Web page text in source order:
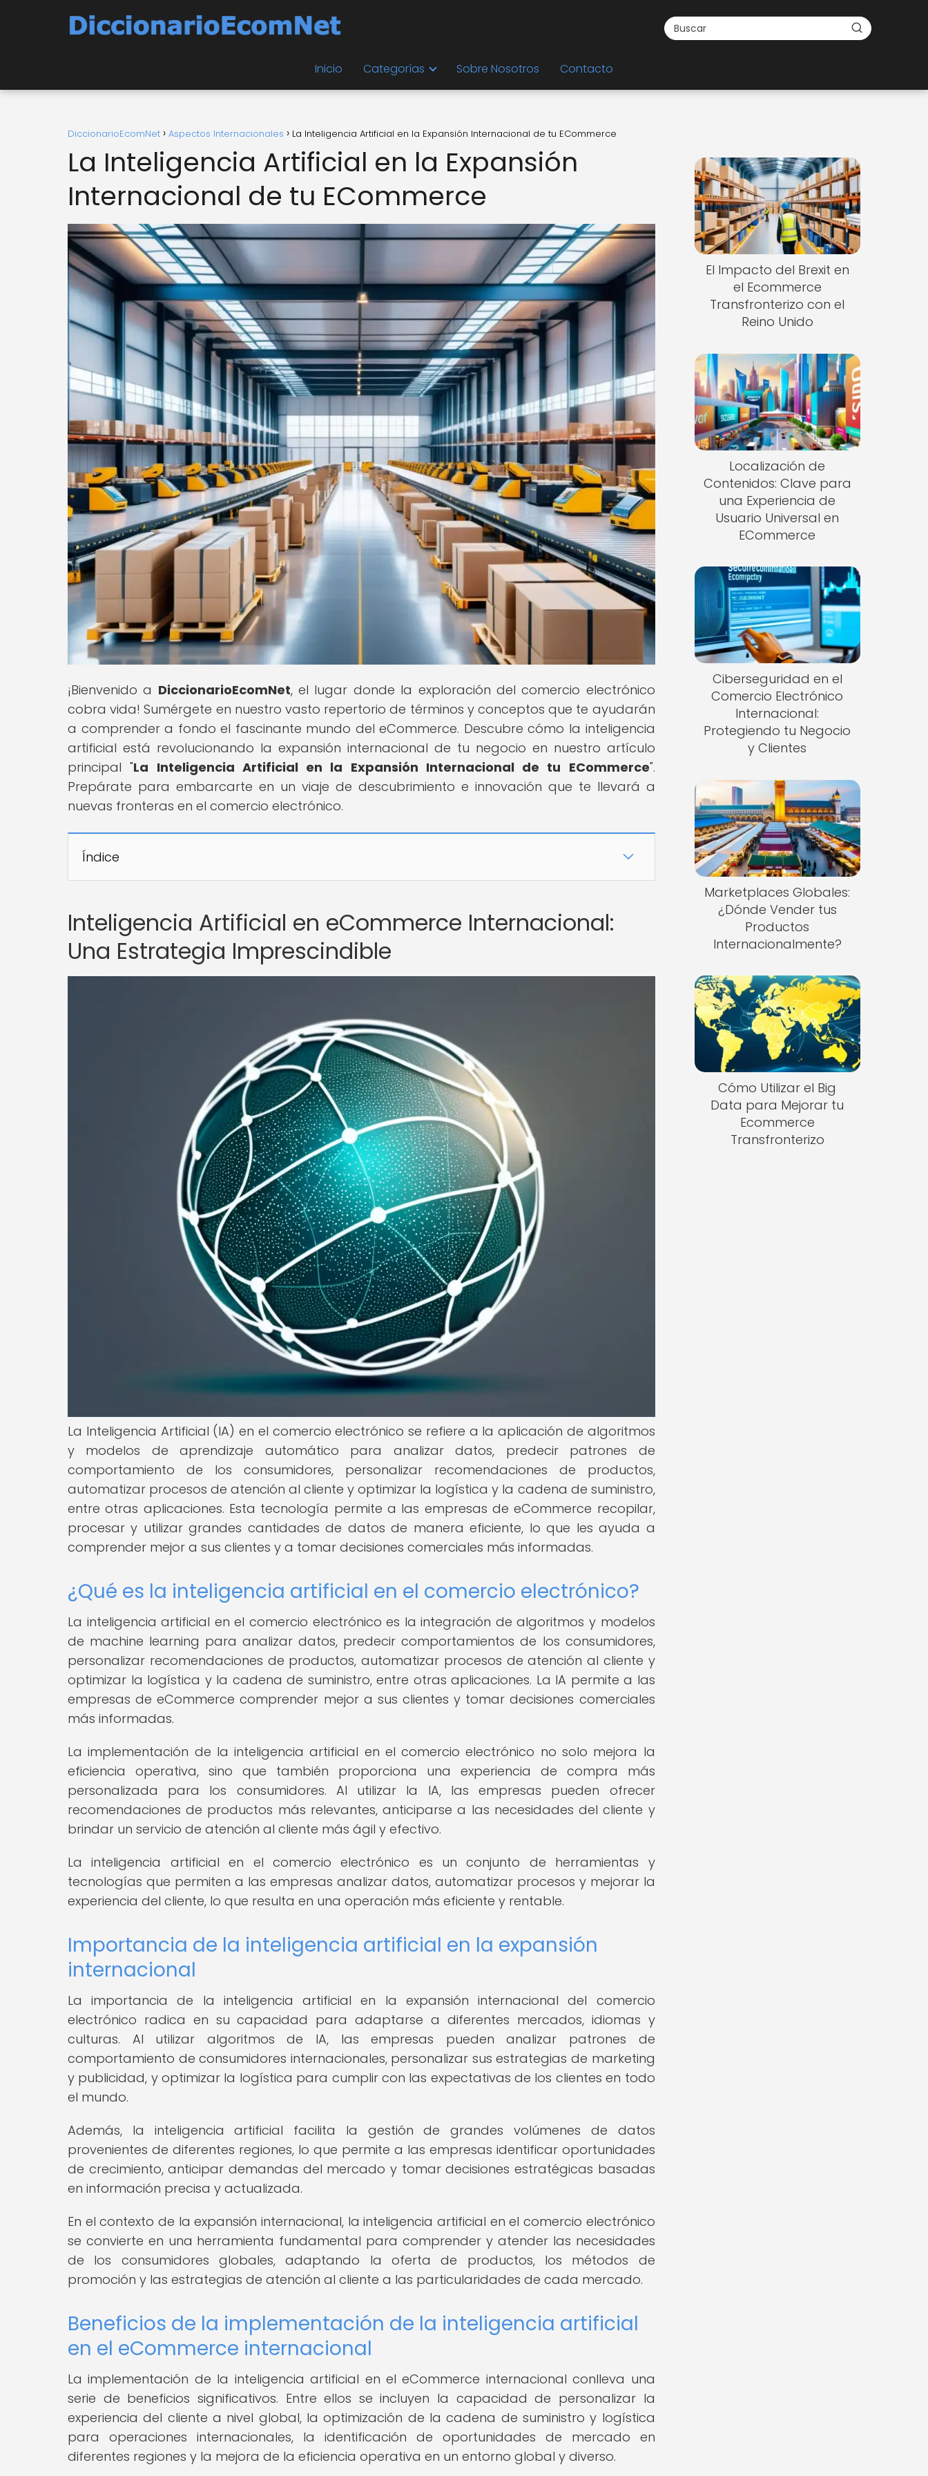
Inicio Categorías Sobre Nosotros Contacto
DiccionarioEcomNet Aspectos Internacionales La Inteligencia Artificial en la Expansión Internacional de tu ECommerce
La Inteligencia Artificial en la Expansión
Internacional de tu ECommerce
¡Bienvenido a DiccionarioEcomNet, el lugar donde la exploración del comercio electrónico
cobra vida! Sumérgete en nuestro vasto repertorio de términos y conceptos que te ayudarán
a comprender a fondo el fascinante mundo del eCommerce. Descubre cómo la inteligencia
artificial está revolucionando la expansión internacional de tu negocio en nuestro artículo
principal "La Inteligencia Artificial en la Expansión Internacional de tu ECommerce".
Prepárate para embarcarte en un viaje de descubrimiento e innovación que te llevará a
nuevas fronteras en el comercio electrónico.
Índice
Inteligencia Artificial en eCommerce Internacional:
Una Estrategia Imprescindible
La Inteligencia Artificial (IA) en el comercio electrónico se refiere a la aplicación de algoritmos
y modelos de aprendizaje automático para analizar datos, predecir patrones de
comportamiento de los consumidores, personalizar recomendaciones de productos,
automatizar procesos de atención al cliente y optimizar la logística y la cadena de suministro,
entre otras aplicaciones. Esta tecnología permite a las empresas de eCommerce recopilar,
procesar y utilizar grandes cantidades de datos de manera eficiente, lo que les ayuda a
comprender mejor a sus clientes y a tomar decisiones comerciales más informadas.
¿Qué es la inteligencia artificial en el comercio electrónico?
La inteligencia artificial en el comercio electrónico es la integración de algoritmos y modelos
de machine learning para analizar datos, predecir comportamientos de los consumidores,
personalizar recomendaciones de productos, automatizar procesos de atención al cliente y
optimizar la logística y la cadena de suministro, entre otras aplicaciones. La IA permite a las
empresas de eCommerce comprender mejor a sus clientes y tomar decisiones comerciales
más informadas.
La implementación de la inteligencia artificial en el comercio electrónico no solo mejora la
eficiencia operativa, sino que también proporciona una experiencia de compra más
personalizada para los consumidores. Al utilizar la IA, las empresas pueden ofrecer
recomendaciones de productos más relevantes, anticiparse a las necesidades del cliente y
brindar un servicio de atención al cliente más ágil y efectivo.
La inteligencia artificial en el comercio electrónico es un conjunto de herramientas y
tecnologías que permiten a las empresas analizar datos, automatizar procesos y mejorar la
experiencia del cliente, lo que resulta en una operación más eficiente y rentable.
Importancia de la inteligencia artificial en la expansión
internacional
La importancia de la inteligencia artificial en la expansión internacional del comercio
electrónico radica en su capacidad para adaptarse a diferentes mercados, idiomas y
culturas. Al utilizar algoritmos de IA, las empresas pueden analizar patrones de
comportamiento de consumidores internacionales, personalizar sus estrategias de marketing
y publicidad, y optimizar la logística para cumplir con las expectativas de los clientes en todo
el mundo.
Además, la inteligencia artificial facilita la gestión de grandes volúmenes de datos
provenientes de diferentes regiones, lo que permite a las empresas identificar oportunidades
de crecimiento, anticipar demandas del mercado y tomar decisiones estratégicas basadas
en información precisa y actualizada.
En el contexto de la expansión internacional, la inteligencia artificial en el comercio electrónico
se convierte en una herramienta fundamental para comprender y atender las necesidades
de los consumidores globales, adaptando la oferta de productos, los métodos de
promoción y las estrategias de atención al cliente a las particularidades de cada mercado.
Beneficios de la implementación de la inteligencia artificial
en el eCommerce internacional
La implementación de la inteligencia artificial en el eCommerce internacional conlleva una
serie de beneficios significativos. Entre ellos se incluyen la capacidad de personalizar la
experiencia del cliente a nivel global, la optimización de la cadena de suministro y logística
para operaciones internacionales, la identificación de oportunidades de mercado en
diferentes regiones y la mejora de la eficiencia operativa en un entorno global y diverso.
El Impacto del Brexit en
el Ecommerce
Transfronterizo con el
Reino Unido
Localización de
Contenidos: Clave para
una Experiencia de
Usuario Universal en
ECommerce
Ciberseguridad en el
Comercio Electrónico
Internacional:
Protegiendo tu Negocio
y Clientes
Marketplaces Globales:
¿Dónde Vender tus
Productos
Internacionalmente?
Cómo Utilizar el Big
Data para Mejorar tu
Ecommerce
Transfronterizo